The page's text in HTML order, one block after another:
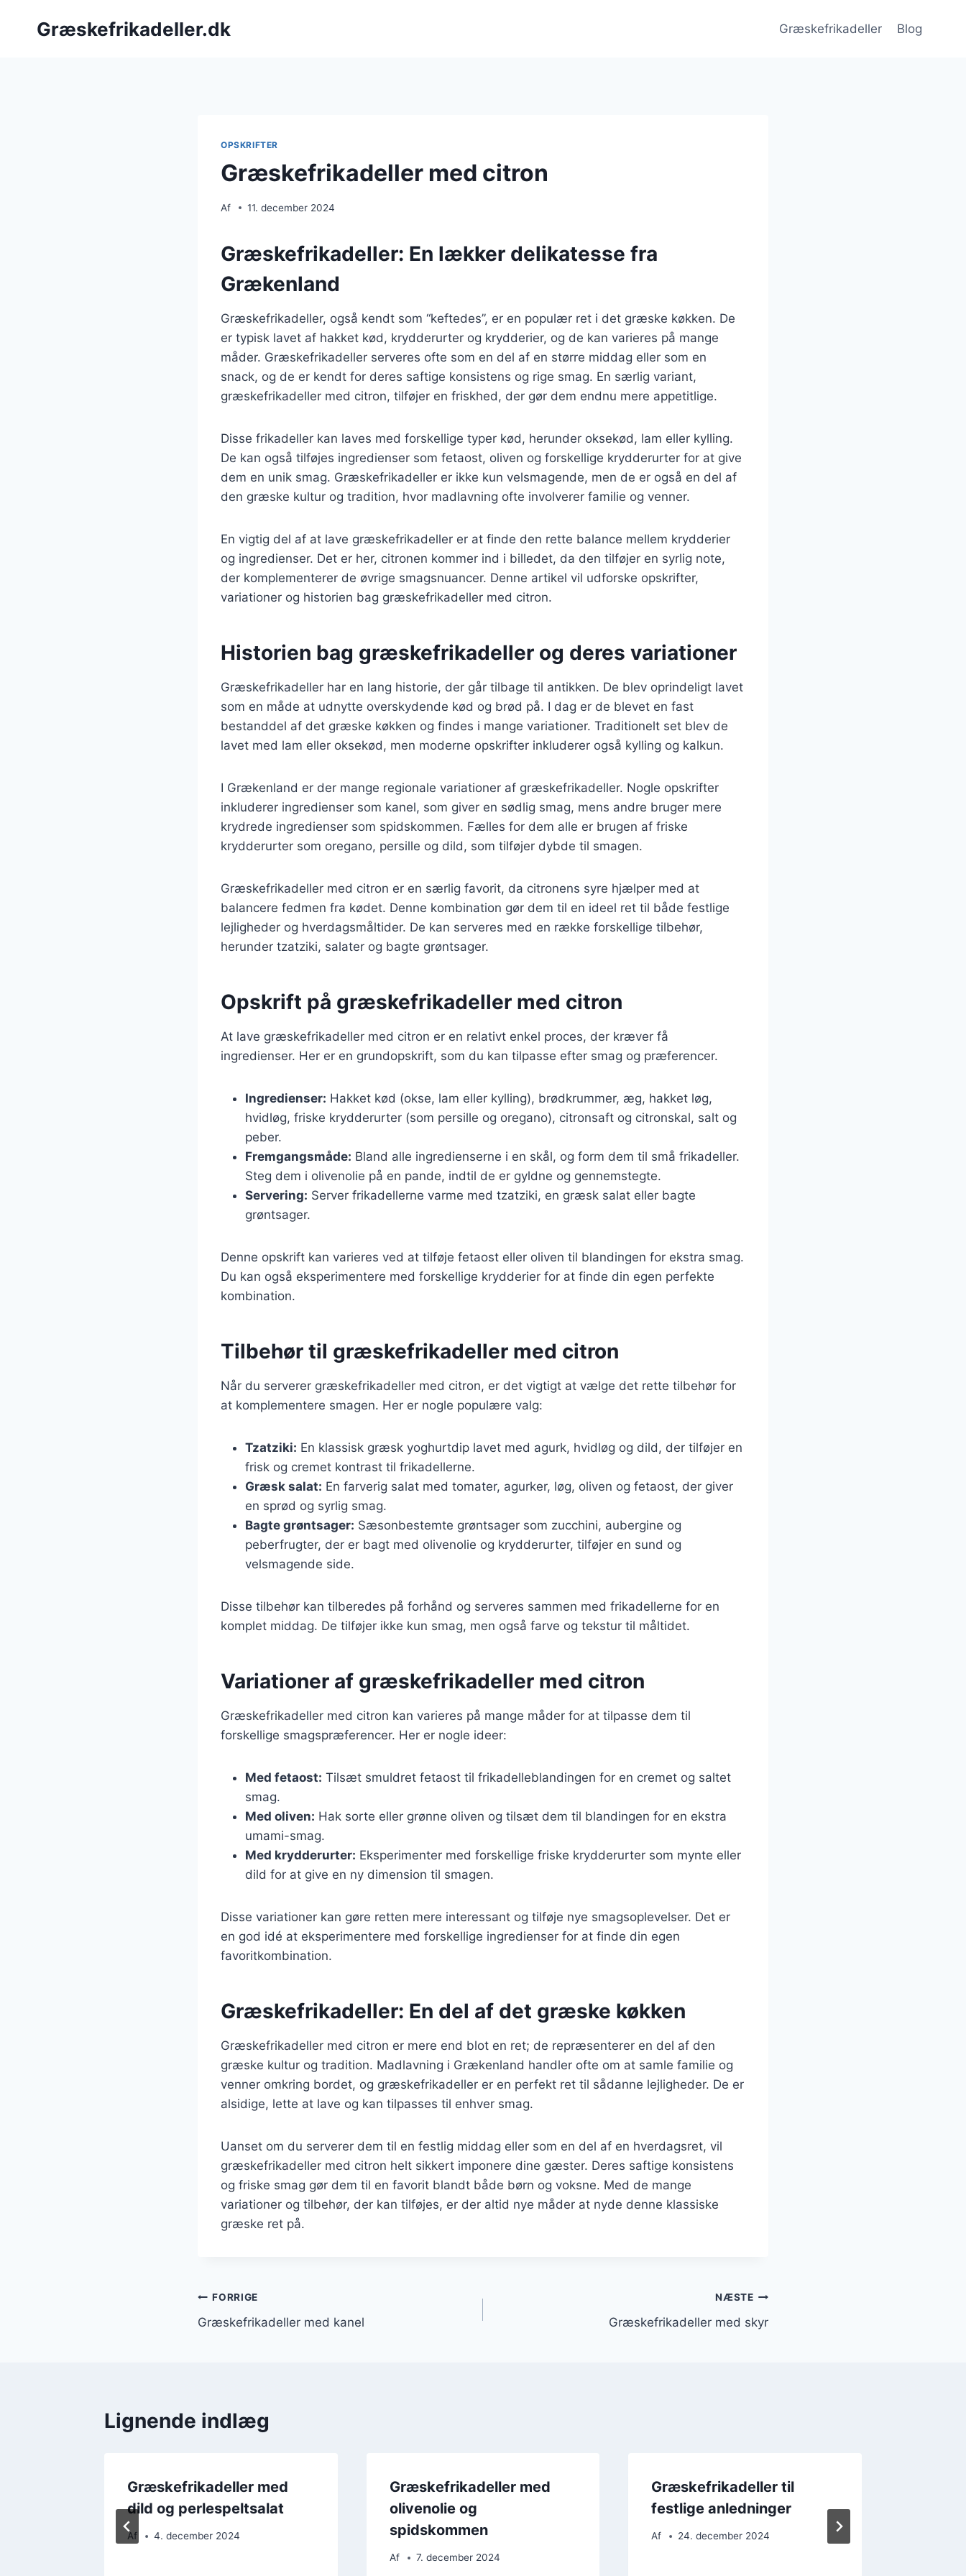
Græskefrikadeller.dk Græskefrikadeller Blog
OPSKRIFTER
Græskefrikadeller med citron
Af 11. december 2024
Græskefrikadeller: En lækker delikatesse fra
Grækenland
Græskefrikadeller, også kendt som “keftedes”, er en populær ret i det græske køkken. De
er typisk lavet af hakket kød, krydderurter og krydderier, og de kan varieres på mange
måder. Græskefrikadeller serveres ofte som en del af en større middag eller som en
snack, og de er kendt for deres saftige konsistens og rige smag. En særlig variant,
græskefrikadeller med citron, tilføjer en friskhed, der gør dem endnu mere appetitlige.
Disse frikadeller kan laves med forskellige typer kød, herunder oksekød, lam eller kylling.
De kan også tilføjes ingredienser som fetaost, oliven og forskellige krydderurter for at give
dem en unik smag. Græskefrikadeller er ikke kun velsmagende, men de er også en del af
den græske kultur og tradition, hvor madlavning ofte involverer familie og venner.
En vigtig del af at lave græskefrikadeller er at finde den rette balance mellem krydderier
og ingredienser. Det er her, citronen kommer ind i billedet, da den tilføjer en syrlig note,
der komplementerer de øvrige smagsnuancer. Denne artikel vil udforske opskrifter,
variationer og historien bag græskefrikadeller med citron.
Historien bag græskefrikadeller og deres variationer
Græskefrikadeller har en lang historie, der går tilbage til antikken. De blev oprindeligt lavet
som en måde at udnytte overskydende kød og brød på. I dag er de blevet en fast
bestanddel af det græske køkken og findes i mange variationer. Traditionelt set blev de
lavet med lam eller oksekød, men moderne opskrifter inkluderer også kylling og kalkun.
I Grækenland er der mange regionale variationer af græskefrikadeller. Nogle opskrifter
inkluderer ingredienser som kanel, som giver en sødlig smag, mens andre bruger mere
krydrede ingredienser som spidskommen. Fælles for dem alle er brugen af friske
krydderurter som oregano, persille og dild, som tilføjer dybde til smagen.
Græskefrikadeller med citron er en særlig favorit, da citronens syre hjælper med at
balancere fedmen fra kødet. Denne kombination gør dem til en ideel ret til både festlige
lejligheder og hverdagsmåltider. De kan serveres med en række forskellige tilbehør,
herunder tzatziki, salater og bagte grøntsager.
Opskrift på græskefrikadeller med citron
At lave græskefrikadeller med citron er en relativt enkel proces, der kræver få
ingredienser. Her er en grundopskrift, som du kan tilpasse efter smag og præferencer.
Ingredienser: Hakket kød (okse, lam eller kylling), brødkrummer, æg, hakket løg,
hvidløg, friske krydderurter (som persille og oregano), citronsaft og citronskal, salt og
peber.
Fremgangsmåde: Bland alle ingredienserne i en skål, og form dem til små frikadeller.
Steg dem i olivenolie på en pande, indtil de er gyldne og gennemstegte.
Servering: Server frikadellerne varme med tzatziki, en græsk salat eller bagte
grøntsager.
Denne opskrift kan varieres ved at tilføje fetaost eller oliven til blandingen for ekstra smag.
Du kan også eksperimentere med forskellige krydderier for at finde din egen perfekte
kombination.
Tilbehør til græskefrikadeller med citron
Når du serverer græskefrikadeller med citron, er det vigtigt at vælge det rette tilbehør for
at komplementere smagen. Her er nogle populære valg:
Tzatziki: En klassisk græsk yoghurtdip lavet med agurk, hvidløg og dild, der tilføjer en
frisk og cremet kontrast til frikadellerne.
Græsk salat: En farverig salat med tomater, agurker, løg, oliven og fetaost, der giver
en sprød og syrlig smag.
Bagte grøntsager: Sæsonbestemte grøntsager som zucchini, aubergine og
peberfrugter, der er bagt med olivenolie og krydderurter, tilføjer en sund og
velsmagende side.
Disse tilbehør kan tilberedes på forhånd og serveres sammen med frikadellerne for en
komplet middag. De tilføjer ikke kun smag, men også farve og tekstur til måltidet.
Variationer af græskefrikadeller med citron
Græskefrikadeller med citron kan varieres på mange måder for at tilpasse dem til
forskellige smagspræferencer. Her er nogle ideer:
Med fetaost: Tilsæt smuldret fetaost til frikadelleblandingen for en cremet og saltet
smag.
Med oliven: Hak sorte eller grønne oliven og tilsæt dem til blandingen for en ekstra
umami-smag.
Med krydderurter: Eksperimenter med forskellige friske krydderurter som mynte eller
dild for at give en ny dimension til smagen.
Disse variationer kan gøre retten mere interessant og tilføje nye smagsoplevelser. Det er
en god idé at eksperimentere med forskellige ingredienser for at finde din egen
favoritkombination.
Græskefrikadeller: En del af det græske køkken
Græskefrikadeller med citron er mere end blot en ret; de repræsenterer en del af den
græske kultur og tradition. Madlavning i Grækenland handler ofte om at samle familie og
venner omkring bordet, og græskefrikadeller er en perfekt ret til sådanne lejligheder. De er
alsidige, lette at lave og kan tilpasses til enhver smag.
Uanset om du serverer dem til en festlig middag eller som en del af en hverdagsret, vil
græskefrikadeller med citron helt sikkert imponere dine gæster. Deres saftige konsistens
og friske smag gør dem til en favorit blandt både børn og voksne. Med de mange
variationer og tilbehør, der kan tilføjes, er der altid nye måder at nyde denne klassiske
græske ret på.
Indlægsnavigation
FORRIGE
Græskefrikadeller med kanel
NÆSTE
Græskefrikadeller med skyr
Lignende indlæg
Græskefrikadeller med
dild og perlespeltsalat
Af 4. december 2024
Græskefrikadeller med
olivenolie og
spidskommen
Af 7. december 2024
Græskefrikadeller til
festlige anledninger
Af 24. december 2024